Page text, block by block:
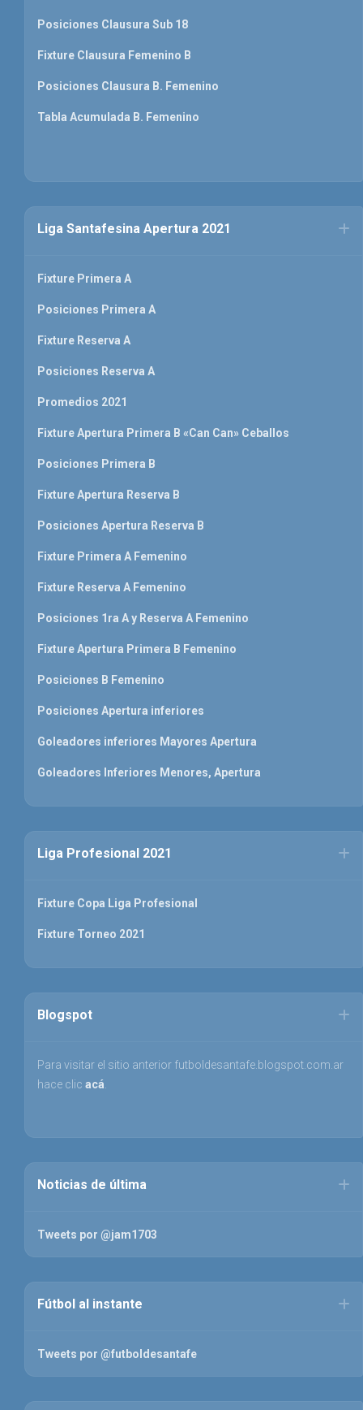
Posiciones Clausura Sub 18
Fixture Clausura Femenino B
Posiciones Clausura B. Femenino
Tabla Acumulada B. Femenino
Liga Santafesina Apertura 2021
Fixture Primera A
Posiciones Primera A
Fixture Reserva A
Posiciones Reserva A
Promedios 2021
Fixture Apertura Primera B «Can Can» Ceballos
Posiciones Primera B
Fixture Apertura Reserva B
Posiciones Apertura Reserva B
Fixture Primera A Femenino
Fixture Reserva A Femenino
Posiciones 1ra A y Reserva A Femenino
Fixture Apertura Primera B Femenino
Posiciones B Femenino
Posiciones Apertura inferiores
Goleadores inferiores Mayores Apertura
Goleadores Inferiores Menores, Apertura
Liga Profesional 2021
Fixture Copa Liga Profesional
Fixture Torneo 2021
Blogspot
Para visitar el sitio anterior futboldesantafe.blogspot.com.ar
hace clic acá
Noticias de última
Tweets por @jam1703
Fútbol al instante
Tweets por @futboldesantafe